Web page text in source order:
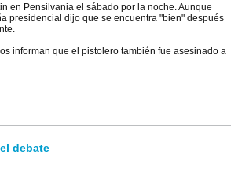
en Pensilvania el sábado por la noche. Aunque
presidencial dijo que se encuentra "bien" después
informan que el pistolero también fue asesinado a
debate